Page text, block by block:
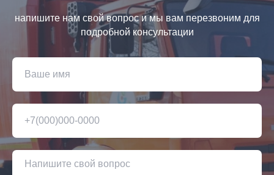
напишите нам свой вопрос и мы вам перезвоним для
подробной консультации